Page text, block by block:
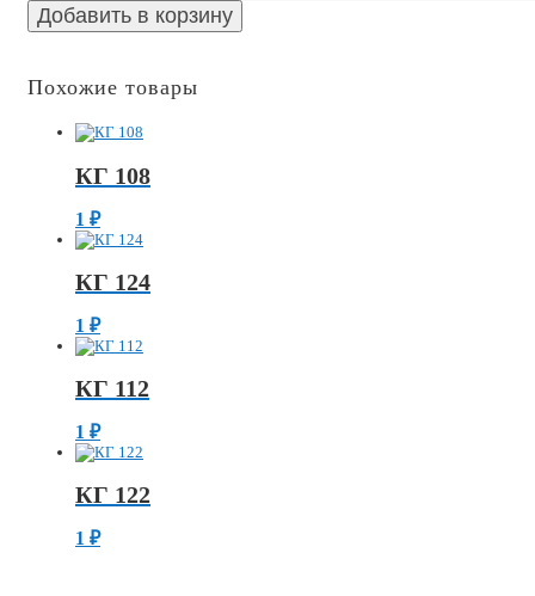
Добавить в корзину
Похожие товары
КГ 108
1 ₽
КГ 124
1 ₽
КГ 112
1 ₽
КГ 122
1 ₽